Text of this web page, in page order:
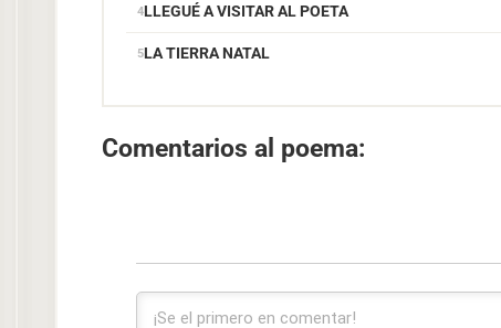
LLEGUÉ A VISITAR AL POETA
LA TIERRA NATAL
Comentarios al poema: